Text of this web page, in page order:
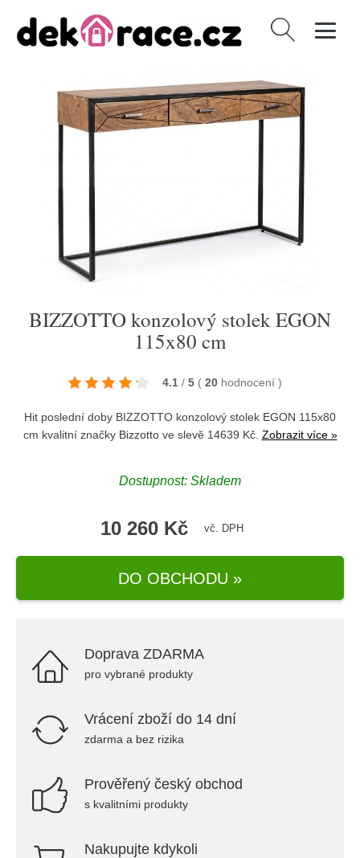
Vyhledávání
BIZZOTTO konzolový stolek EGON
115x80 cm
4.1 / 5 ( 20 hodnocení )
Hit poslední doby BIZZOTTO konzolový stolek EGON 115x80
cm kvalitní značky Bizzottove slevě 14639 Kč. Zobrazit více »
Dostupnost: Skladem
10 260 Kč vč. DPH
DO OBCHODU »
Doprava ZDARMA
pro vybrané produkty
Vrácení zboží do 14 dní
zdarma a bez rizika
Prověřený český obchod
s kvalitními produkty
Nakupujte kdykoli